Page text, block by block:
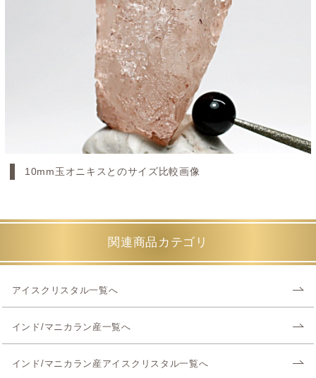
10mm玉オニキスとのサイズ比較画像
関連商品カテゴリ
アイスクリスタル一覧へ
インド/マニカラン産一覧へ
インド/マニカラン産アイスクリスタル一覧へ